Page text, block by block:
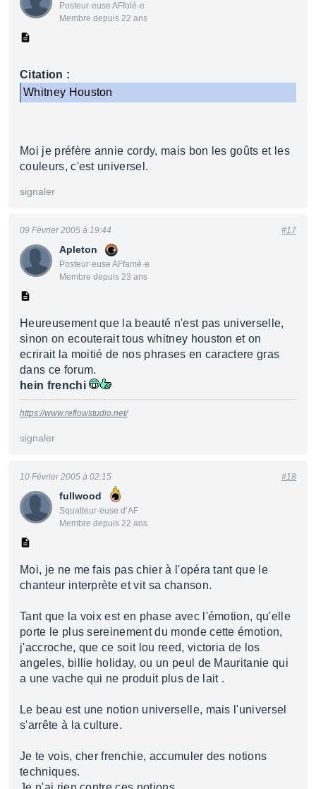
Posteur·euse AFfolé·e
Membre depuis 22 ans
Citation :
Whitney Houston
Moi je préfère annie cordy, mais bon les goûts et les
couleurs, c'est universel.
signaler
Apleton
Posteur·euse AFfamé·e
Membre depuis 23 ans
09 Février 2005 à 19:44 #17
Heureusement que la beauté n'est pas universelle,
sinon on ecouterait tous whitney houston et on
ecrirait la moitié de nos phrases en caractere gras
dans ce forum.
hein frenchi
https://www.reflowstudio.net/
signaler
fullwood
Squatteur·euse d’AF
Membre depuis 22 ans
10 Février 2005 à 02:15 #18
Moi, je ne me fais pas chier à l'opéra tant que le
chanteur interprète et vit sa chanson.
Tant que la voix est en phase avec l'émotion, qu'elle
porte le plus sereinement du monde cette émotion,
j'accroche, que ce soit lou reed, victoria de los
angeles, billie holiday, ou un peul de Mauritanie qui
a une vache qui ne produit plus de lait .
Le beau est une notion universelle, mais l'universel
s'arrête à la culture.
Je te vois, cher frenchie, accumuler des notions
techniques.